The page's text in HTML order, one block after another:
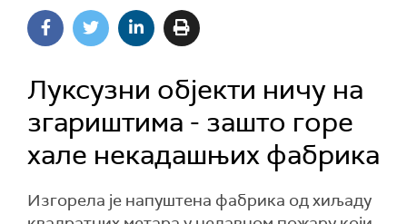
Луксузни објекти ничу на
згариштима - зашто горе
хале некадашњих фабрика
Изгорела је напуштена фабрика од хиљаду